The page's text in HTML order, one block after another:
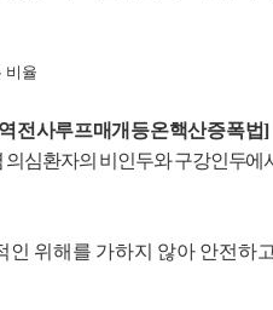
비율
역전사루프매개등온핵산증폭법]
의심환자의 비인두와 구강인두에
인 위해를 가하지 않아 안전하고